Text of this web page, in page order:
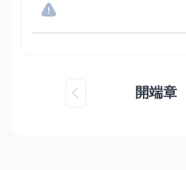
開端章